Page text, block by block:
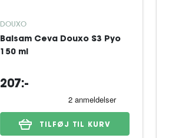
DOUXO
Balsam Ceva Douxo S3 Pyo
150 ml
207:-
TILFØJ TIL KURV